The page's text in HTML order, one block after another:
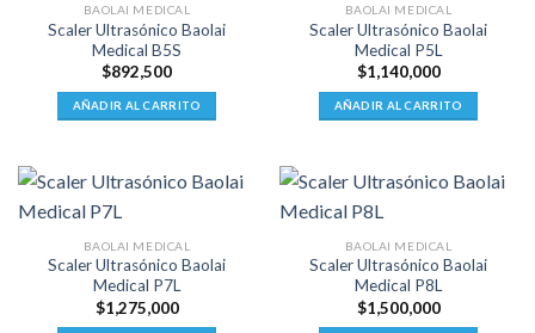
BAOLAI MEDICAL
Scaler Ultrasónico Baolai
Medical B5S
$892,500
AÑADIR AL CARRITO
BAOLAI MEDICAL
Scaler Ultrasónico Baolai
Medical P5L
$1,140,000
AÑADIR AL CARRITO
BAOLAI MEDICAL
Scaler Ultrasónico Baolai
Medical P7L
$1,275,000
BAOLAI MEDICAL
Scaler Ultrasónico Baolai
Medical P8L
$1,500,000